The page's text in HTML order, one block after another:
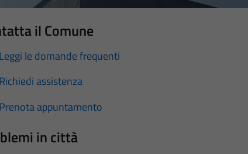
il Comune
Leggi le domande frequenti
Richiedi assistenza
Prenota appuntamento
in città